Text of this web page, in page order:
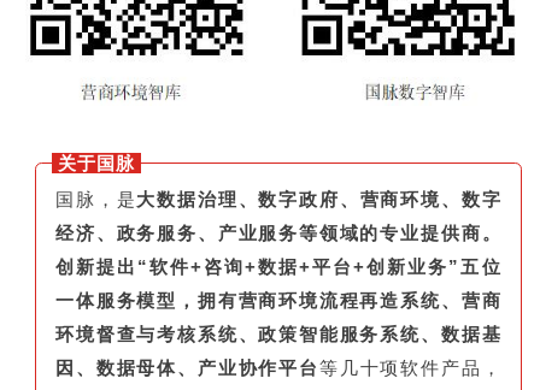
关于国脉
国脉，是大数据治理、数字政府、营商环境、数字
经济、政务服务、产业服务等领域的专业提供商。
创新提出“软件+咨询+数据+平台+创新业务”五位
一体服务模型，拥有营商环境流程再造系统、营商
环境督查与考核系统、政策智能服务系统、数据基
因、数据母体、产业协作平台等几十项软件产品，